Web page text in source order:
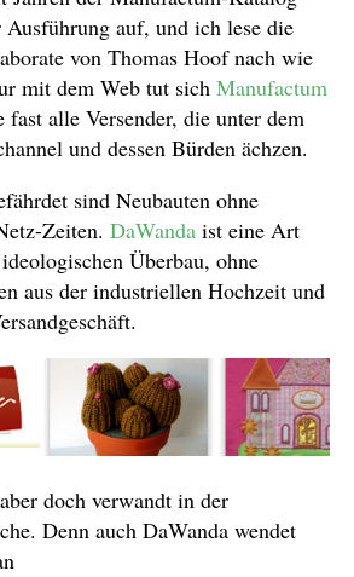
auf, und ich lese die
von Thomas Hoof nach wie
mit dem Web tut sich Manufactum
alle Versender, die unter dem
und dessen Bürden ächzen.
sind Neubauten ohne
Zeiten. DaWanda ist eine Art
Überbau, ohne
aus der industriellen Hochzeit und
doch verwandt in der
Denn auch DaWanda wendet